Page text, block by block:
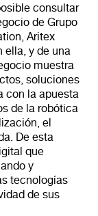
consultar
de Grupo
Aritex
ella, y de una
muestra
soluciones
con la apuesta
de la robótica
el
De esta
que
y
tecnologías
de sus